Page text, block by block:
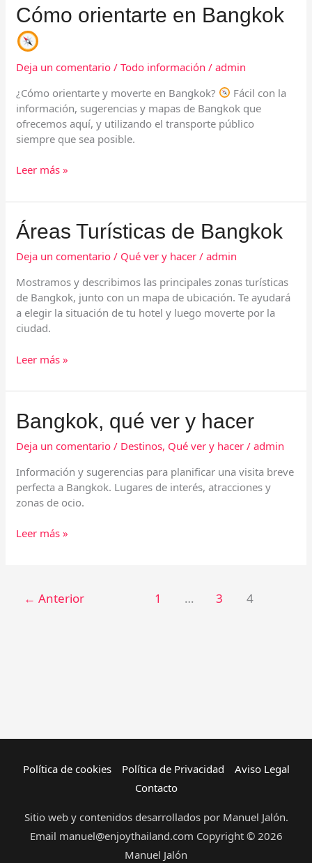
Cómo orientarte en Bangkok
Deja un comentario /Todo información /admin
¿Cómo orientarte y moverte en Bangkok?
Fácil con la
información, sugerencias y mapas de Bangkok que
ofrecemos aquí, y utilizando el transporte público
siempre que sea posible.
Cómo
orientarte
en
Bangkok
Leer más »
Áreas Turísticas de Bangkok
Deja un comentario / Qué ver y hacer /admin
Mostramos y describimos las principales zonas turísticas
de Bangkok, junto con un mapa de ubicación. Te ayudará
a elegir la situación de tu hotel y luego moverte por la
ciudad.
Áreas
Turísticas
de
Leer más »
Bangkok, qué ver y hacer
Deja un comentario / Destinos, Qué ver y hacer /admin
Información y sugerencias para planificar una visita breve
perfecta a Bangkok. Lugares de interés, atracciones y
zonas de ocio.
Bangkok,
qué
ver
hacer
Leer más »
← Anterior 1 … 3 4
Política de cookies Política de Privacidad
Aviso Legal
Contacto
Sitio web y contenidos desarrollados por Manuel Jalón.
Email manuel@enjoythailand.com Copyright © 2026
Manuel Jalón